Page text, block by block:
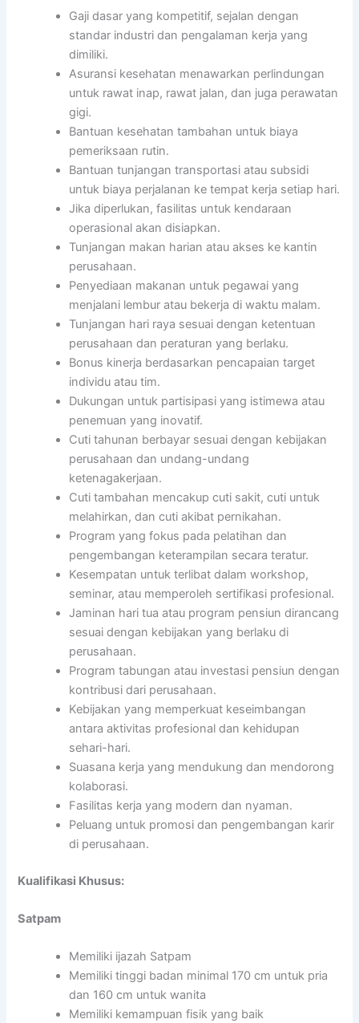
Gaji dasar yang kompetitif, sejalan dengan
standar industri dan pengalaman kerja yang
dimiliki.
Asuransi kesehatan menawarkan perlindungan
untuk rawat inap, rawat jalan, dan juga perawatan
gigi.
Bantuan kesehatan tambahan untuk biaya
pemeriksaan rutin.
Bantuan tunjangan transportasi atau subsidi
untuk biaya perjalanan ke tempat kerja setiap hari.
Jika diperlukan, fasilitas untuk kendaraan
operasional akan disiapkan.
Tunjangan makan harian atau akses ke kantin
perusahaan.
Penyediaan makanan untuk pegawai yang
menjalani lembur atau bekerja di waktu malam.
Tunjangan hari raya sesuai dengan ketentuan
perusahaan dan peraturan yang berlaku.
Bonus kinerja berdasarkan pencapaian target
individu atau tim.
Dukungan untuk partisipasi yang istimewa atau
penemuan yang inovatif.
Cuti tahunan berbayar sesuai dengan kebijakan
perusahaan dan undang-undang
ketenagakerjaan.
Cuti tambahan mencakup cuti sakit, cuti untuk
melahirkan, dan cuti akibat pernikahan.
Program yang fokus pada pelatihan dan
pengembangan keterampilan secara teratur.
Kesempatan untuk terlibat dalam workshop,
seminar, atau memperoleh sertifikasi profesional.
Jaminan hari tua atau program pensiun dirancang
sesuai dengan kebijakan yang berlaku di
perusahaan.
Program tabungan atau investasi pensiun dengan
kontribusi dari perusahaan.
Kebijakan yang memperkuat keseimbangan
antara aktivitas profesional dan kehidupan
sehari-hari.
Suasana kerja yang mendukung dan mendorong
kolaborasi.
Fasilitas kerja yang modern dan nyaman.
Peluang untuk promosi dan pengembangan karir
di perusahaan.
Kualifikasi Khusus:
Satpam
Memiliki ijazah Satpam
Memiliki tinggi badan minimal 170 cm untuk pria
dan 160 cm untuk wanita
Memiliki kemampuan fisik yang baik